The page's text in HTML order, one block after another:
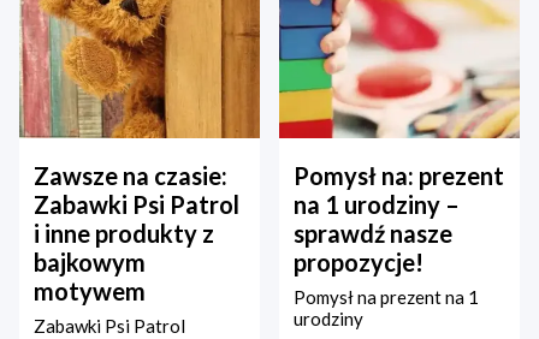
Zawsze na czasie:
Zabawki Psi Patrol
i inne produkty z
bajkowym
motywem
Zabawki Psi Patrol
Pomysł na: prezent
na 1 urodziny –
sprawdź nasze
propozycje!
Pomysł na prezent na 1
urodziny